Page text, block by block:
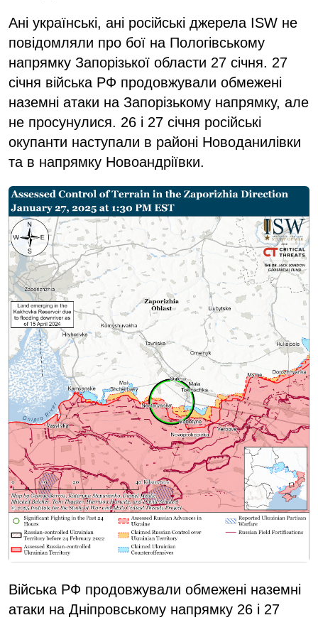
Ані українські, ані російські джерела ISW не
повідомляли про бої на Пологівському
напрямку Запорізької области 27 січня. 27
січня війська РФ продовжували обмежені
наземні атаки на Запорізькому напрямку, але
не просунулися. 26 і 27 січня російські
окупанти наступали в районі Новоданилівки
та в напрямку Новоандріївки.
Війська РФ продовжували обмежені наземні
атаки на Дніпровському напрямку 26 і 27